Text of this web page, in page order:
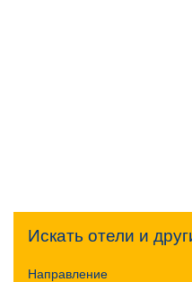
Искать отели и
Направление